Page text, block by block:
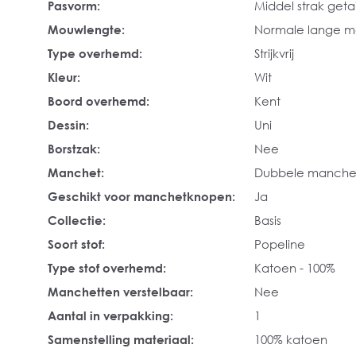
Pasvorm:
Middel strak
Mouwlengte:
Normale lange
Type overhemd:
Strijkvrij
Kleur:
Wit
Boord overhemd:
Kent
Dessin:
Uni
Borstzak:
Nee
Manchet:
Dubbele
Geschikt voor manchetknopen:
Ja
Collectie:
Basis
Soort stof:
Popeline
Type stof overhemd:
Katoen - 100%
Manchetten verstelbaar:
Nee
Aantal in verpakking:
1
Samenstelling materiaal:
100% katoen